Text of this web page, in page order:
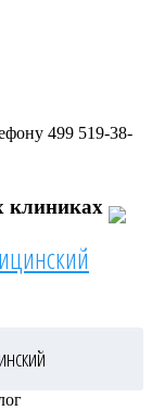
499 519-38-
клиниках